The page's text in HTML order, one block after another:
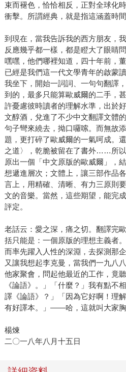
束而褪色，恰恰相反，正對全球化
衝擊。所謂經典，就是指這涵蓋時
到現在，當我告訴我的西方朋友，
反應幾乎都一樣，都是瞪大了眼睛
嘿嘿，他們哪裡知道，四十年前，
已經是我們這一代文學青年的啟蒙
我坐下，開始一詞詞、一句句翻譯
到的，最多只能算歐威爾的二手，
許憂慮彼時讀者的理解水準，出於
文醇酒，兌進了不少中文翻譯文體
句子彎來繞去，拗口囉嗦。而無故
題，更打碎了歐威爾的一氣呵成。
之道〉，乾脆被留在了書外……所
原出一個「中文原版的歐威爾」，
想遞進層次；文體上，讓三部作品
言上，用精確、清晰、有力三原則
文的音樂。當然，這些期望，能完
評定。
老話云：愛之深，痛之切。翻譯完
括只能是：一個原版的理想主義者
而率先躍入人性的深淵，去探測那
又讓我想起李克曼，當我們一九八
他家聚會，問起他最近的工作，竟
《論語》。」「什麼？」我有點不
譯《論語》？」「因為它好啊！理
有好譯本。」——哈，這就叫大家胸
楊煉
二〇一八年八月十五日